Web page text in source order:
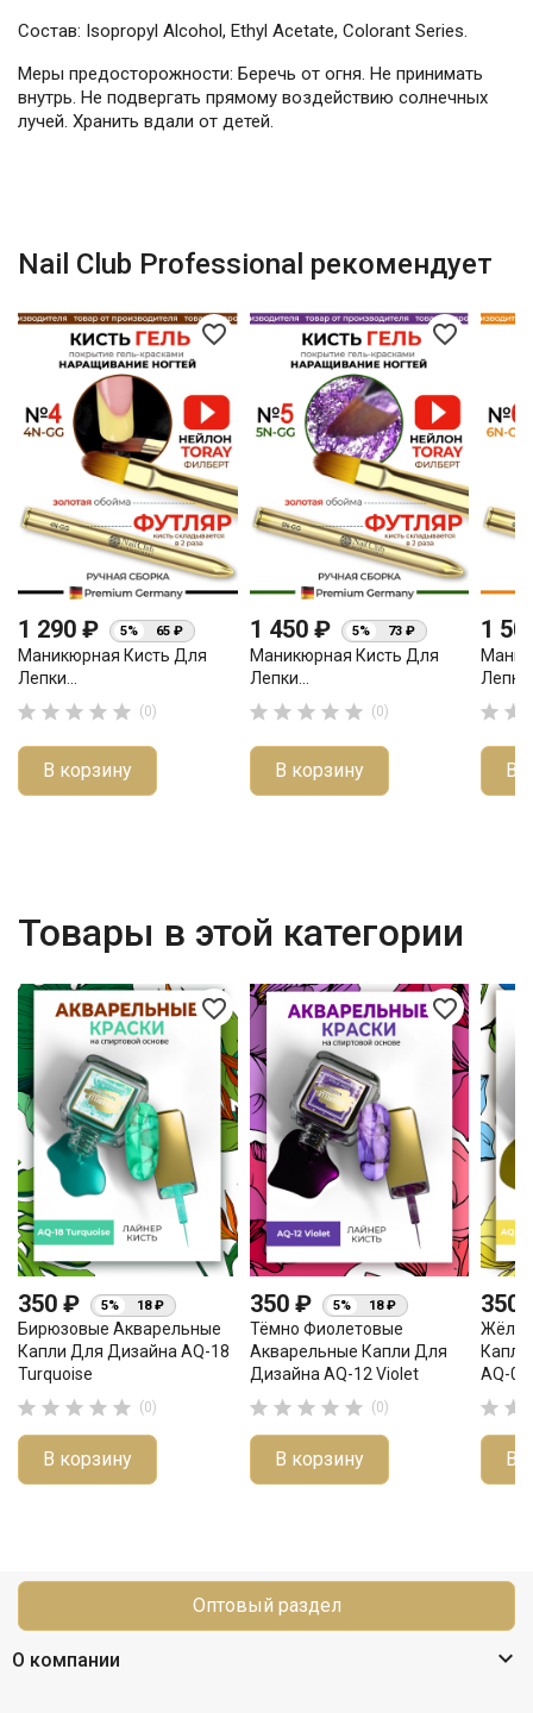
Состав: Isopropyl Alcohol, Ethyl Acetate, Colorant Series.
Меры предосторожности: Беречь от огня. Не принимать
внутрь. Не подвергать прямому воздействию солнечных
лучей. Хранить вдали от детей.
Nail Club Professional рекомендует
favorite_border
1 290 ₽ 5% 65 ₽
Маникюрная Кисть Для
Лепки...
     (0)
В корзину
favorite_border
1 450 ₽ 5% 73 ₽
Маникюрная Кисть Для
Лепки...
     (0)
В корзину
1
 
В
Товары в этой категории
favorite_border
350 ₽ 5% 18 ₽
Бирюзовые Акварельные
Капли Для Дизайна AQ-18
Turquoise
     (0)
В корзину
favorite_border
350 ₽ 5% 18 ₽
Тёмно Фиолетовые
Акварельные Капли Для
Дизайна AQ-12 Violet
     (0)
В корзину
350
AQ-01
 
В
Оптовый раздел
О компании 